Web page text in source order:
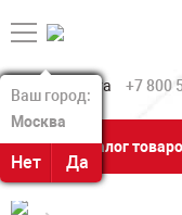
Ваш город:
Москва
Нет Да
Ваш город:
Москва
Нет Да
+7 800
Каталог